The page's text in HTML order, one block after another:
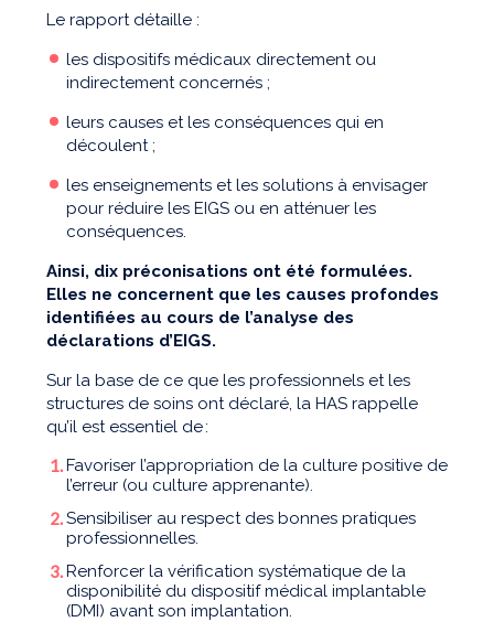
Le rapport détaille :
les dispositifs médicaux directement ou
indirectement concernés ;
leurs causes et les conséquences qui en
découlent ;
les enseignements et les solutions à envisager
pour réduire les EIGS ou en atténuer les
conséquences.
Ainsi, dix préconisations ont été formulées.
Elles ne concernent que les causes profondes
identifiées au cours de l’analyse des
déclarations d’EIGS.
Sur la base de ce que les professionnels et les
structures de soins ont déclaré, la HAS rappelle
qu’il est essentiel de :
Favoriser l’appropriation de la culture positive de
l’erreur (ou culture apprenante).
Sensibiliser au respect des bonnes pratiques
professionnelles.
Renforcer la vérification systématique de la
disponibilité du dispositif médical implantable
(DMI) avant son implantation.